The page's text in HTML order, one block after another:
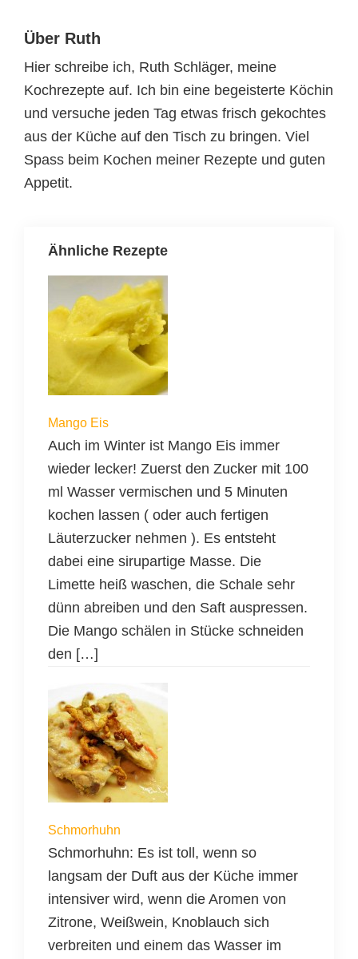
Über Ruth
Hier schreibe ich, Ruth Schläger, meine
Kochrezepte auf. Ich bin eine begeisterte Köchin
und versuche jeden Tag etwas frisch gekochtes
aus der Küche auf den Tisch zu bringen. Viel
Spass beim Kochen meiner Rezepte und guten
Appetit.
Ähnliche Rezepte
Mango Eis
Auch im Winter ist Mango Eis immer
wieder lecker! Zuerst den Zucker mit 100
ml Wasser vermischen und 5 Minuten
kochen lassen ( oder auch fertigen
Läuterzucker nehmen ). Es entsteht
dabei eine sirupartige Masse. Die
Limette heiß waschen, die Schale sehr
dünn abreiben und den Saft auspressen.
Die Mango schälen in Stücke schneiden
den […]
Schmorhuhn
Schmorhuhn: Es ist toll, wenn so
langsam der Duft aus der Küche immer
intensiver wird, wenn die Aromen von
Zitrone, Weißwein, Knoblauch sich
verbreiten und einem das Wasser im